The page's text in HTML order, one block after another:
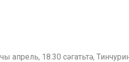
апрель, 18.30 сәгатьтә,